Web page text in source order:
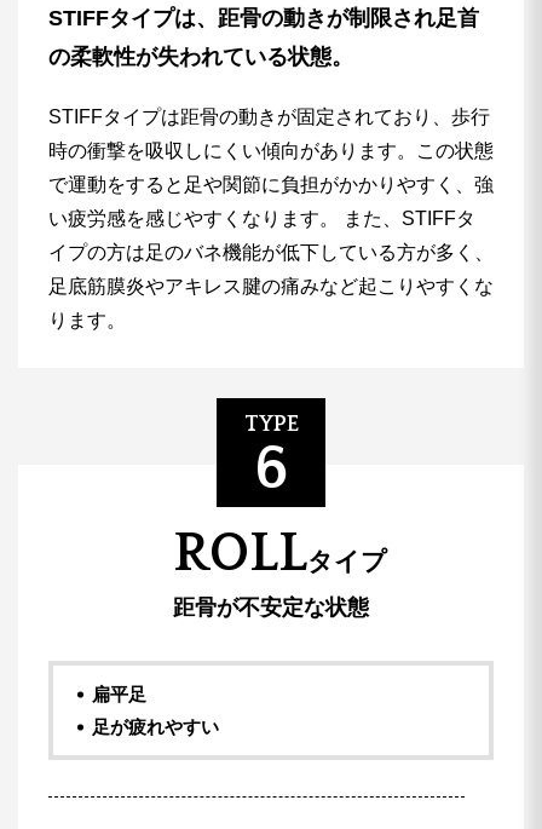
STIFFタイプは、距骨の動きが制限され足首
の柔軟性が失われている状態。
STIFFタイプは距骨の動きが固定されており、歩行
時の衝撃を吸収しにくい傾向があります。この状態
で運動をすると足や関節に負担がかかりやすく、強
い疲労感を感じやすくなります。
また、STIFFタ
イプの方は足のバネ機能が低下している方が多く、
足底筋膜炎やアキレス腱の痛みなど起こりやすくな
ります。
TYPE
6
ROLLタイプ
距骨が不安定な状態
扁平足
足が疲れやすい